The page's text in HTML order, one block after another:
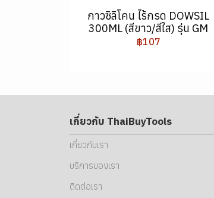
กาวซิลิโคน ไร้กรด DOWSIL
300ML (สีขาว/สีใส) รุ่น GM
฿107
เกี่ยวกับ ThaiBuyTools
เกี่ยวกับเรา
บริการของเรา
ติดต่อเรา